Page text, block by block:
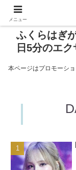
ふくらはぎ
日5分のエ
本ページはプロモーシ
メニュー